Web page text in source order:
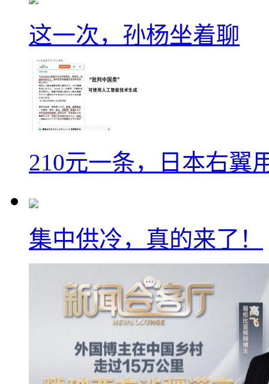
这一次，孙杨坐着聊
210元一条，日本右翼
集中供冷，真的来了！